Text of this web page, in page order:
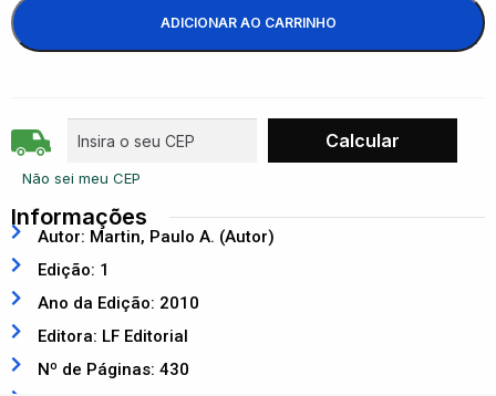
ADICIONAR AO CARRINHO
Não sei meu CEP
Informações
Autor: Martin, Paulo A. (Autor)
Edição: 1
Ano da Edição: 2010
Editora: LF Editorial
Nº de Páginas: 430